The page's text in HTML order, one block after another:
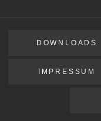
DOWNLOADS
IMPRESSUM